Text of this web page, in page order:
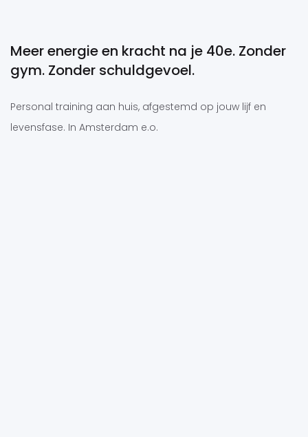
Meer energie en kracht na je 40e. Zonder
gym. Zonder schuldgevoel.
Personal training aan huis, afgestemd op jouw lijf en
levensfase. In Amsterdam e.o.